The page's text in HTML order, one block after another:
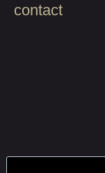
contact